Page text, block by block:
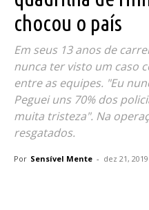
chocou o país
Em seus 13 anos de
nunca ter visto um caso
entre as equipes. "Eu
Peguei uns 70% dos
muita tristeza". Na
resgatados.
Por Sensível Mente - dez 21, 2019